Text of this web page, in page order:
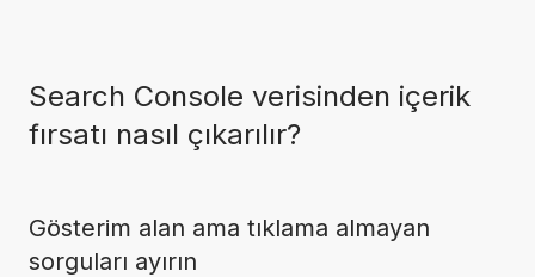
Search Console verisinden içerik
fırsatı nasıl çıkarılır?
Gösterim alan ama tıklama almayan
sorguları ayırın